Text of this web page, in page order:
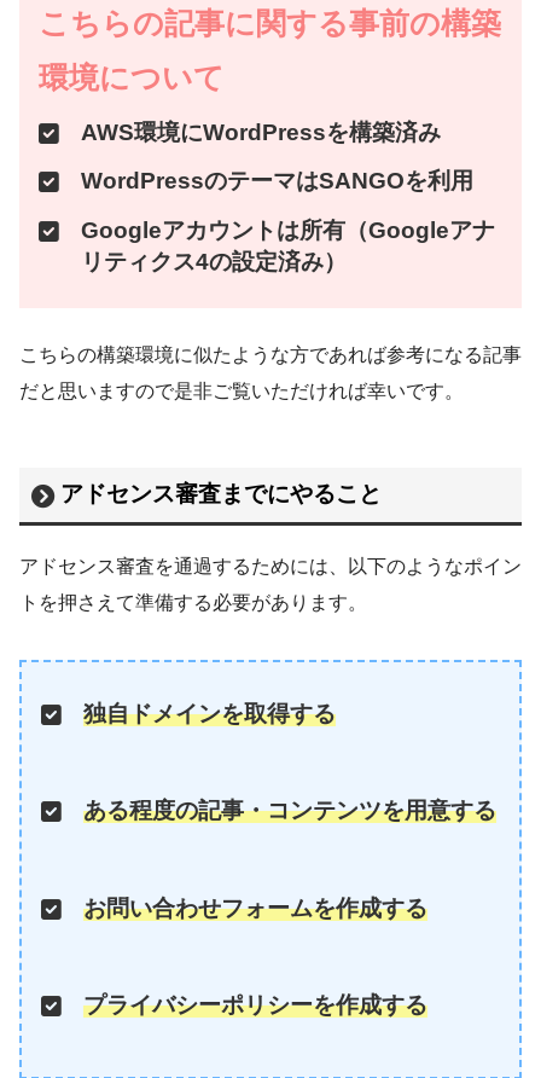
こちらの記事に関する事前の構築
環境について
AWS環境にWordPressを構築済み
WordPressのテーマはSANGOを利用
Googleアカウントは所有（Googleアナ
リティクス4の設定済み）
こちらの構築環境に似たような方であれば参考になる記事
だと思いますので是非ご覧いただければ幸いです。
アドセンス審査までにやること
アドセンス審査を通過するためには、以下のようなポイン
トを押さえて準備する必要があります。
独自ドメインを取得する
ある程度の記事・コンテンツを用意する
お問い合わせフォームを作成する
プライバシーポリシーを作成する